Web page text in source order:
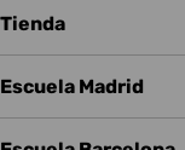
Tienda
Escuela Madrid